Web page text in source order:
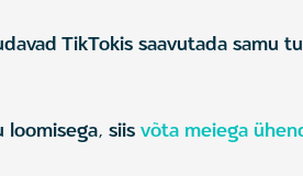
TikTokis saavutada samu
loomisega, siisvõta meiega